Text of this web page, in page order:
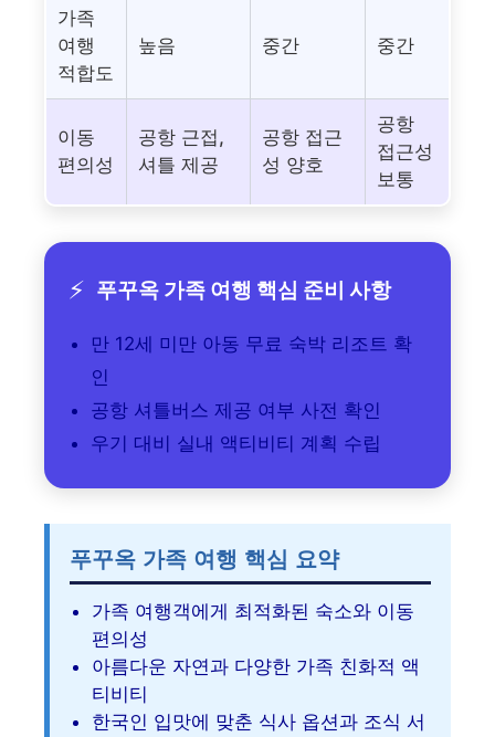
가족
여행
적합도
높음 중간 중간
이동
편의성
공항 근접,
셔틀 제공
공항 접근
성 양호
공항
접근성
보통
⚡ 푸꾸옥 가족 여행 핵심 준비 사항
만 12세 미만 아동 무료 숙박 리조트 확
인
공항 셔틀버스 제공 여부 사전 확인
우기 대비 실내 액티비티 계획 수립
푸꾸옥 가족 여행 핵심 요약
가족 여행객에게 최적화된 숙소와 이동
편의성
아름다운 자연과 다양한 가족 친화적 액
티비티
한국인 입맛에 맞춘 식사 옵션과 조식 서